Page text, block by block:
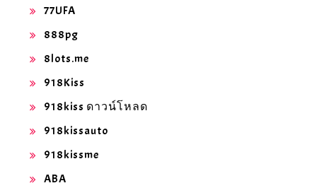
77UFA
888pg
8lots.me
918Kiss
918kiss ดาวน์โหลด
918kissauto
918kissme
ABA